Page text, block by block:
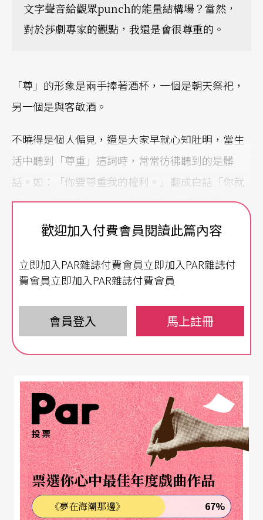
文字聲音給觀眾punch的能量結構場？當然，
對於莎劇專家的觀點，我還是會很尊重的。
「尊」的形象是兩手捧著酒杯，一個是朝天祭祀，
另一個是與客敬酒。
不曉得是個人偏見，還是大家早就心知肚明，當生
活中聽到「尊重」這詞時，常常彷彿聽到的是髒
話。如：「你要尊重我的權利。」翻成白話「你就
是XXX地不尊重我」；或「我尊重你的發言權。」＝
「我XXX你的發言權。」這句型也可任意更動受詞：
尊重你的專業。」嗯，所以，未來，當你對我的作
品有任何批評時，如果我回答：「我尊重你的觀
點。」你，應該知道我的意思吧。
「尊重」如同髒話
緒性符號，應該不會有人認真地從字義上去理解，
或以為會變成一件具體的行為，如：幹你娘。髒話
不是用來針對特定議題的具體溝通，通常是在溝通
無效後的一種無效溝通，一種屬於心靈激昂的情緒
溝通，一種爆發肢體溝通前的催化劑，此時，理性
溝通已宣告死亡。因此，當「尊重」這詞出現時，
歡迎加入付費會員閱讀此篇內容
立即加入PAR雜誌付費會員立即加入PAR雜誌付
費會員立即加入PAR雜誌付費會員
會員登入 馬上註冊
投票
票選你心中最佳年度戲曲作品
《夢在海潮那邊》 67%